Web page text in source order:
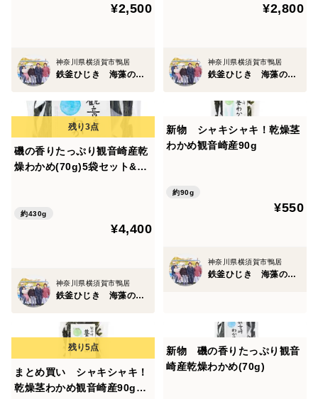
¥2,500
神奈川県横須賀市鴨居
鉄釜ひじき 海藻の房丸
¥2,800
神奈川県横須賀市鴨居
鉄釜ひじき 海藻の房丸
磯の香りたっぷり観音崎産乾
燥わかめ(70g)5袋セット&人
約430g
¥4,400
神奈川県横須賀市鴨居
鉄釜ひじき 海藻の房丸
新物 シャキシャキ！乾燥茎
わかめ観音崎産90g
約90g
¥550
神奈川県横須賀市鴨居
鉄釜ひじき 海藻の房丸
まとめ買い シャキシャキ！
乾燥茎わかめ観音崎産90g×5
新物 磯の香りたっぷり観音
崎産乾燥わかめ(70g)